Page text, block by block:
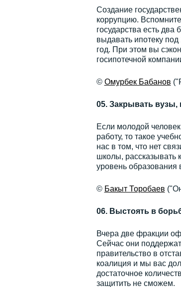
Создание
коррупцию.
государства есть два
выдавать ипотеку
год. При этом вы
госипотечной
© Омурбек Бабанов
05. Закрывать вузы,
Если молодой
работу, то такое
нас в том, что нет
школы, рассказывать
уровень образования
© Бакыт Торобаев
06. Выстоять в
Вчера две фракции
Сейчас они
правительство в
коалиция и мы вас
достаточное
защитить не сможем.